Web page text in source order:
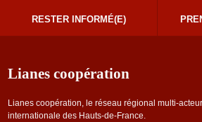
RESTER INFORMÉ(E)
Lianes coopération
Lianes coopération, le réseau régional multi-
internationale des Hauts-de-France.